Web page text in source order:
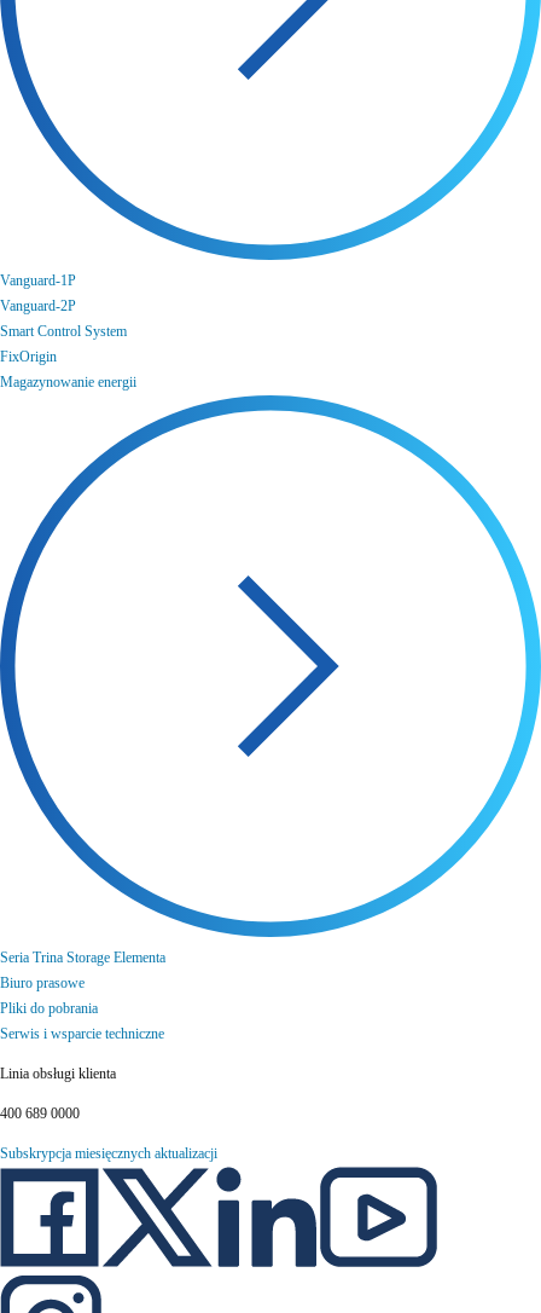
Vanguard-1P
Vanguard-2P
Smart Control System
FixOrigin
Magazynowanie energii
Seria Trina Storage Elementa
Biuro prasowe
Pliki do pobrania
Serwis i wsparcie techniczne
Linia obsługi klienta
400 689 0000
Subskrypcja miesięcznych aktualizacji